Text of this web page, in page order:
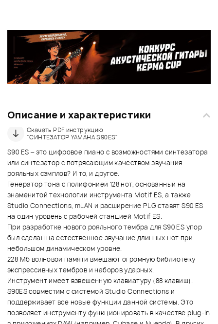
Описание и характеристики
Скачать PDF инструкцию
"СИНТЕЗАТОР YAMAHA S90ES"
S90 ES – это цифровое пиано с возможностями синтезатора
или синтезатор с потрясающим качеством звучания
рояльных сэмплов? И то, и другое.
Генератор тона с полифонией 128 нот, основанный на
знаменитой технологии инструмента Motif ES, а также
Studio Connections, mLAN и расширение PLG ставят S90 ES
на один уровень с рабочей станцией Motif ES.
При разработке нового рояльного тембра для S90 ES упор
был сделан на естественное звучание длинных нот при
небольшом динамическом уровне.
228 Мб волновой памяти вмещают огромную библиотеку
экспрессивных тембров и наборов ударных.
Инструмент имеет взвешенную клавиатуру (88 клавиш).
S90ES совместим с системой Studio Connections и
поддерживает все новые функции данной системы. Это
позволяет инструменту функционировать в качестве plug-in